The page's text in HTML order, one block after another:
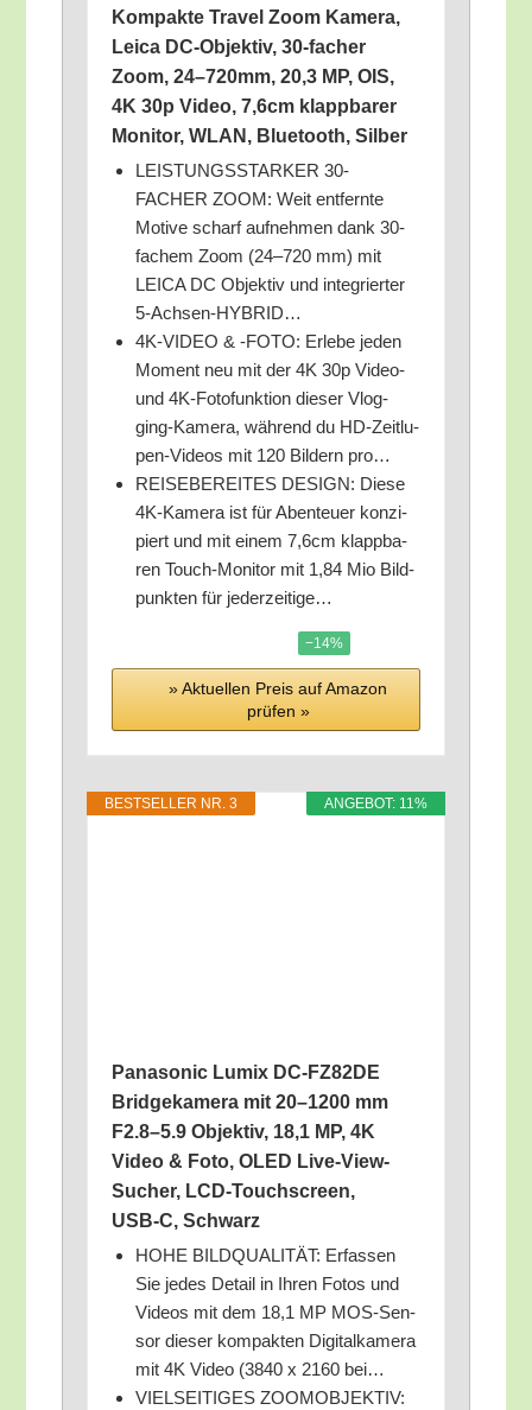
Kom­pak­te Tra­vel Zoom Kame­ra,
Lei­ca DC-Objek­tiv, 30-facher
Zoom, 24–720mm, 20,3 MP, OIS,
4K 30p Video, 7,6cm klapp­ba­rer
Moni­tor, WLAN, Blue­tooth, Silber
LEISTUNGSSTARKER 30-
FACHER ZOOM: Weit ent­fern­te
Moti­ve scharf auf­neh­men dank 30-
fachem Zoom (24–720 mm) mit
LEICA DC Objek­tiv und inte­grier­ter
5‑Ach­sen-HYBRID…
4K-VIDEO & ‑FOTO: Erle­be jeden
Moment neu mit der 4K 30p Video-
und 4K-Foto­funk­ti­on die­ser Vlog­
ging-Kame­ra, wäh­rend du HD-Zeit­lu­
pen-Vide­os mit 120 Bil­dern pro…
REISEBEREITES DESIGN: Die­se
4K-Kame­ra ist für Aben­teu­er kon­zi­
piert und mit einem 7,6cm klapp­ba­
ren Touch-Moni­tor mit 1,84 Mio Bild­
punk­ten für jederzeitige…
−14%
» Aktu­el­len Preis auf Ama­zon
prü­fen »
ANGE­BOT: 11%
BEST­SEL­LER NR. 3
Pana­so­nic Lumix DC-FZ82DE
Bridge­ka­me­ra mit 20–1200 mm
F2.8–5.9 Objek­tiv, 18,1 MP, 4K
Video & Foto, OLED Live-View-
Sucher, LCD-Touch­screen,
USB‑C, Schwarz
HOHE BILDQUALITÄT: Erfas­sen
Sie jedes Detail in Ihren Fotos und
Vide­os mit dem 18,1 MP MOS-Sen­
sor die­ser kom­pak­ten Digi­tal­ka­me­ra
mit 4K Video (3840 x 2160 bei…
VIELSEITIGES ZOOMOBJEKTIV: